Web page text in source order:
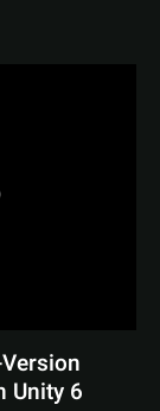
Unity 6